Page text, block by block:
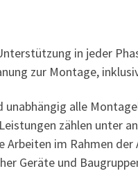
in jeder
zur Montage,
unabhängig alle
zählen unter
Arbeiten im Rahmen
Geräte und